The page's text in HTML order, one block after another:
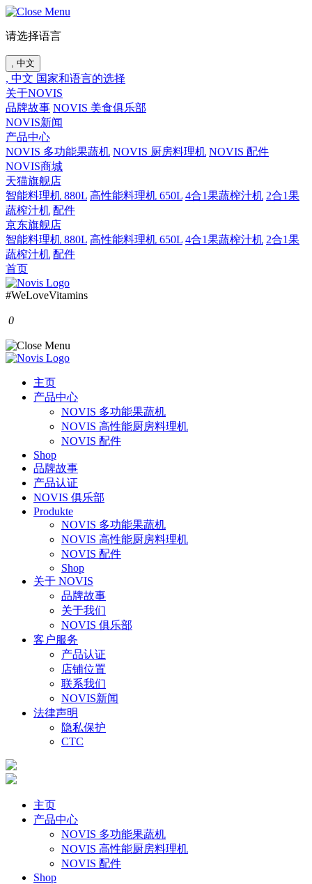
请选择语言
, 中文
, 中文 国家和语言的选择
关于NOVIS
品牌故事 NOVIS 美食俱乐部
NOVIS新闻
产品中心
NOVIS 多功能果蔬机 NOVIS 厨房料理机 NOVIS 配件
NOVIS商城
天猫旗舰店
智能料理机 880L 高性能料理机 650L 4合1果蔬榨汁机 2合1果
蔬榨汁机 配件
京东旗舰店
智能料理机 880L 高性能料理机 650L 4合1果蔬榨汁机 2合1果
蔬榨汁机 配件
首页
#WeLoveVitamins
0
主页
产品中心
NOVIS 多功能果蔬机
NOVIS 高性能厨房料理机
NOVIS 配件
Shop
品牌故事
产品认证
NOVIS 俱乐部
Produkte
NOVIS 多功能果蔬机
NOVIS 高性能厨房料理机
NOVIS 配件
Shop
关于 NOVIS
品牌故事
关于我们
NOVIS 俱乐部
客户服务
产品认证
店铺位置
联系我们
NOVIS新闻
法律声明
隐私保护
CTC
主页
产品中心
NOVIS 多功能果蔬机
NOVIS 高性能厨房料理机
NOVIS 配件
Shop